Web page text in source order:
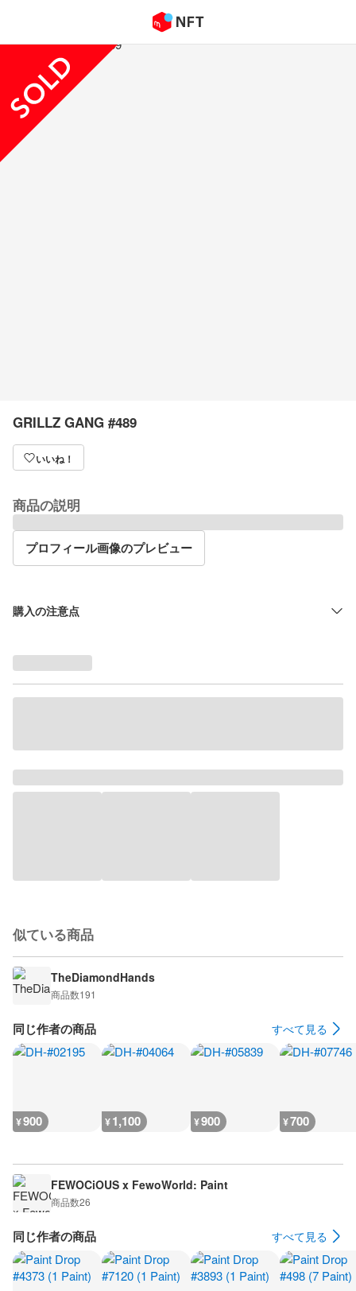
GRILLZ GANG #489
いいね！
商品の説明
プロフィール画像のプレビュー
購入の注意点
似ている商品
TheDiamondHands
商品数191
同じ作者の商品 すべて見る
¥900 ¥1,100 ¥900 ¥700
FEWOCiOUS x FewoWorld: Paint
商品数26
同じ作者の商品 すべて見る